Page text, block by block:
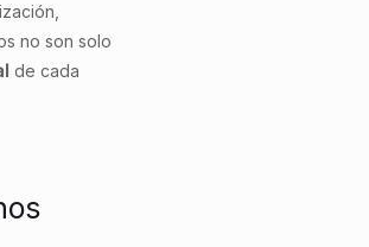
no son solo
de cada